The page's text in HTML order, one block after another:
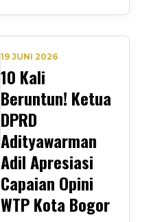
19 JUNI 2026
10 Kali
Beruntun! Ketua
DPRD
Adityawarman
Adil Apresiasi
Capaian Opini
WTP Kota Bogor